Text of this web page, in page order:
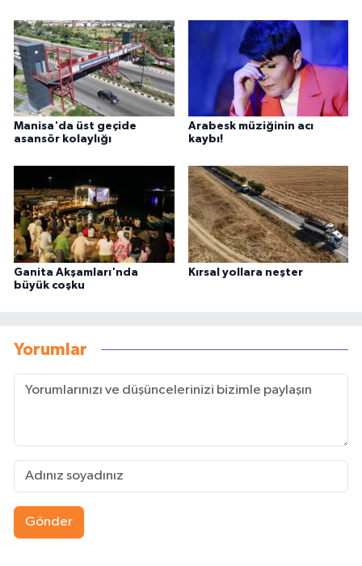
Manisa'da üst geçide
asansör kolaylığı
Arabesk müziğinin acı
kaybı!
Ganita Akşamları'nda
büyük coşku
Kırsal yollara neşter
Yorumlar
Gönder